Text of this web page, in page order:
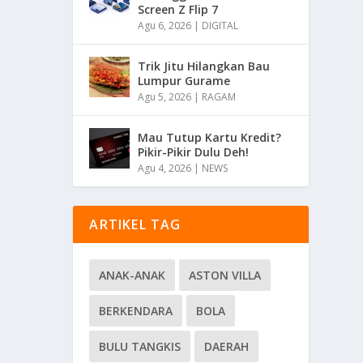
Screen Z Flip 7
Agu 6, 2026 | DIGITAL
Trik Jitu Hilangkan Bau
Lumpur Gurame
Agu 5, 2026 | RAGAM
Mau Tutup Kartu Kredit?
Pikir-Pikir Dulu Deh!
Agu 4, 2026 | NEWS
ARTIKEL TAG
ANAK-ANAK ASTON VILLA
BERKENDARA BOLA
BULU TANGKIS DAERAH